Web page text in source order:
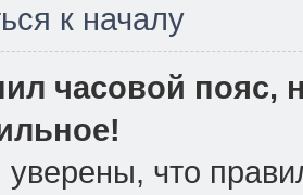
к началу
часовой пояс,
что